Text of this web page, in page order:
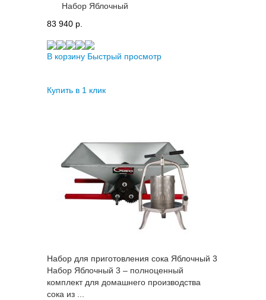
Набор Яблочный
83 940 p.
В корзину Быстрый просмотр
Купить в 1 клик
Набор для приготовления сока Яблочный 3
Набор Яблочный 3 – полноценный
комплект для домашнего производства
сока из ...